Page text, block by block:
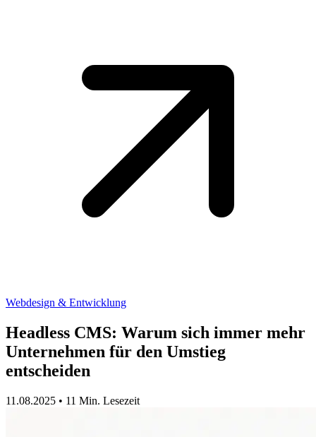
Webdesign & Entwicklung
Headless CMS: Warum sich immer mehr
Unternehmen für den Umstieg
entscheiden
11.08.2025 • 11 Min. Lesezeit